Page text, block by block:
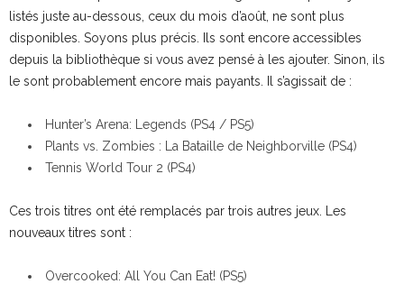
listés juste au-dessous, ceux du mois d’août, ne sont plus
disponibles. Soyons plus précis. Ils sont encore accessibles
depuis la bibliothèque si vous avez pensé à les ajouter. Sinon, ils
le sont probablement encore mais payants. Il s’agissait de :
Hunter’s Arena: Legends (PS4 / PS5)
Plants vs. Zombies : La Bataille de Neighborville (PS4)
Tennis World Tour 2 (PS4)
Ces trois titres ont été remplacés par trois autres jeux. Les
nouveaux titres sont :
Overcooked: All You Can Eat! (PS5)